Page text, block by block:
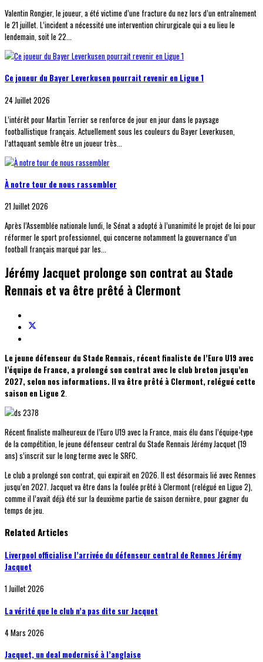
Valentin Rongier, le joueur, a été victime d’une fracture du nez lors d’un entraînement
le 21 juillet. L’incident a nécessité une intervention chirurgicale qui a eu lieu le
lendemain, soit le 22...
Ce joueur du Bayer Leverkusen pourrait revenir en Ligue 1
24 Juillet 2026
L’intérêt pour Martin Terrier se renforce de jour en jour dans le paysage
footballistique français. Actuellement sous les couleurs du Bayer Leverkusen,
l’attaquant semble être un joueur très...
À notre tour de nous rassembler
21 Juillet 2026
Après l’Assemblée nationale lundi, le Sénat a adopté à l’unanimité le projet de loi pour
réformer le sport professionnel, qui concerne notamment la gouvernance d’un
football français marqué par les...
Jérémy Jacquet prolonge son contrat au Stade
Rennais et va être prêté à Clermont
Le jeune défenseur du Stade Rennais, récent finaliste de l’Euro U19 avec
l’équipe de France, a prolongé son contrat avec le club breton jusqu’en
2027, selon nos informations. Il va être prêté à Clermont, relégué cette
saison en Ligue 2.
Récent finaliste malheureux de l’Euro U19 avec la France, mais élu dans l’équipe-type
de la compétition, le jeune défenseur central du Stade Rennais Jérémy Jacquet (19
ans) s’inscrit sur le long terme avec le SRFC.
Le club a prolongé son contrat, qui expirait en 2026. Il est désormais lié avec Rennes
jusqu’en 2027. Jacquet va être dans la foulée prêté à Clermont (relégué en Ligue 2),
comme il l’avait déjà été sur la deuxième partie de saison dernière, pour gagner du
temps de jeu.
Related Articles
Liverpool officialise l’arrivée du défenseur central de Rennes Jérémy
Jacquet
1 Juillet 2026
La vérité que le club n’a pas dite sur Jacquet
4 Mars 2026
Jacquet, un deal modernisé à l’anglaise